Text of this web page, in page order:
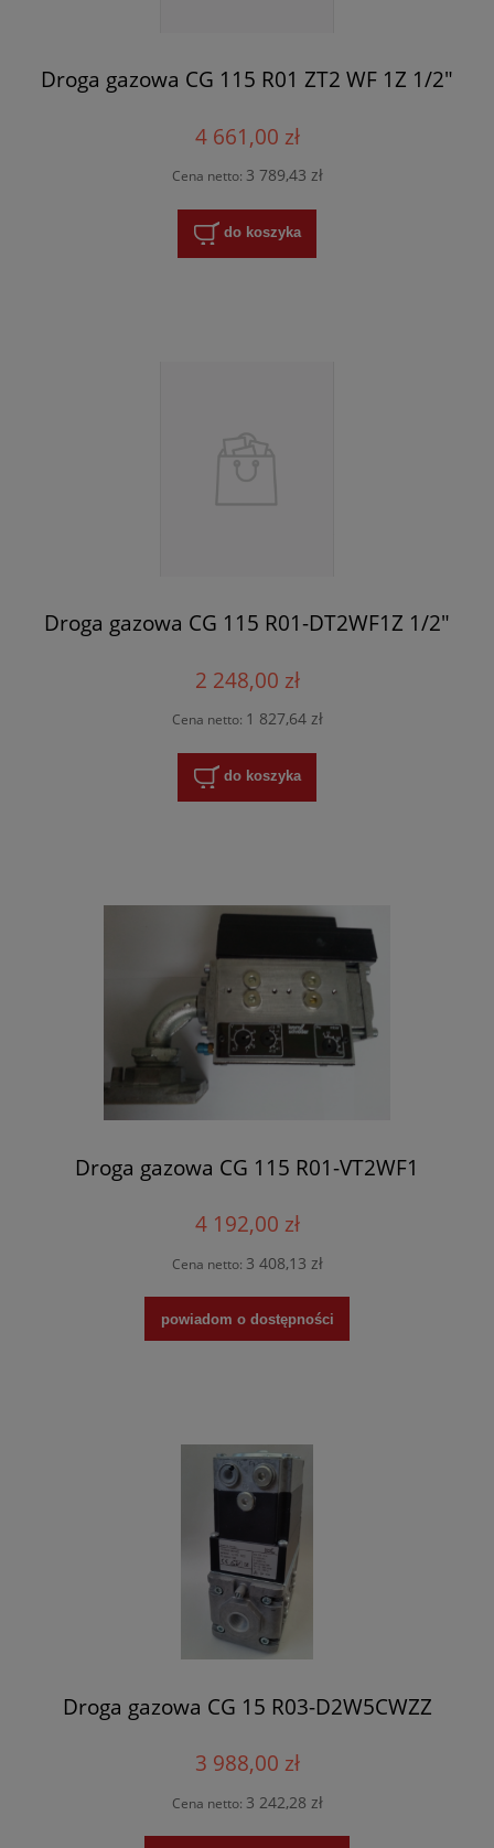
Droga gazowa CG 115 R01 ZT2 WF 1Z 1/2"
4 661,00 zł
Cena netto: 3 789,43 zł
do koszyka
Droga gazowa CG 115 R01-DT2WF1Z 1/2"
2 248,00 zł
Cena netto: 1 827,64 zł
do koszyka
Droga gazowa CG 115 R01-VT2WF1
4 192,00 zł
Cena netto: 3 408,13 zł
powiadom o dostępności
Droga gazowa CG 15 R03-D2W5CWZZ
3 988,00 zł
Cena netto: 3 242,28 zł